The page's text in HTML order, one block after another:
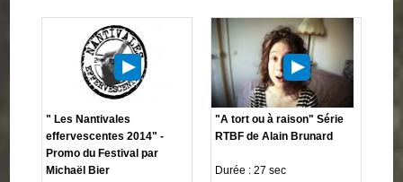
" Les Nantivales
effervescentes 2014" -
Promo du Festival par
Michaël Bier
"A tort ou à raison" Série
RTBF de Alain Brunard
Durée : 27 sec